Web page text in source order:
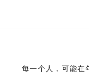
每一个人，可能在